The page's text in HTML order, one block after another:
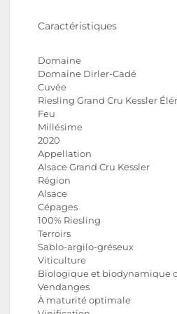
Caractéristiques
Domaine
Domaine Dirler-Cadé
Cuvée
Riesling Grand Cru Kessler
Feu
Millésime
2020
Appellation
Alsace Grand Cru Kessler
Région
Alsace
Cépages
100% Riesling
Terroirs
Sablo-argilo-gréseux
Viticulture
Biologique et biodynamique
Vendanges
À maturité optimale